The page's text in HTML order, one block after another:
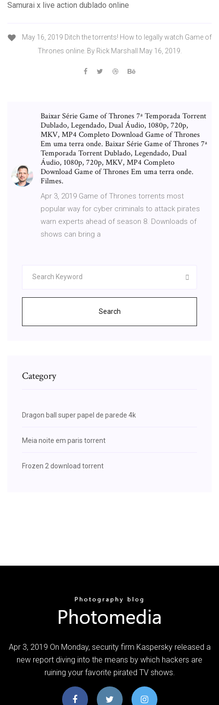
Samurai x live action dublado online
May 16, 2019 Ditch the torrents! How to legally watch Game of
Thrones online. By Rick Marshall May 16, 2019.
Baixar Série Game of Thrones 7ª Temporada Torrent
Dublado, Legendado, Dual Áudio, 1080p, 720p,
MKV, MP4 Completo Download Game of Thrones
Em uma terra onde. Baixar Série Game of Thrones 7ª
Temporada Torrent Dublado, Legendado, Dual
Áudio, 1080p, 720p, MKV, MP4 Completo
Download Game of Thrones Em uma terra onde.
Filmes.
Apr 3, 2019 Game of Thrones torrents most
popular way for cyber criminals to attack pirates
warn experts ahead of season 8. Downloads of
shows can bring a
Search
Category
Dragon ball super papel de parede 4k
Meia noite em paris torrent
Frozen 2 download torrent
Apr 3, 2019 On Monday, security firm Kaspersky released a
new report diving into the means by which hackers are
ruining your favorite pirated TV shows.